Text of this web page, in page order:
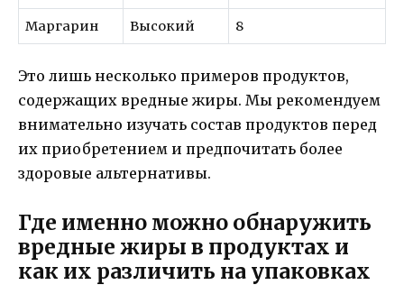
Маргарин Высокий 8
Это лишь несколько примеров продуктов,
содержащих вредные жиры. Мы рекомендуем
внимательно изучать состав продуктов перед
их приобретением и предпочитать более
здоровые альтернативы.
Где именно можно обнаружить
вредные жиры в продуктах и
как их различить на упаковках